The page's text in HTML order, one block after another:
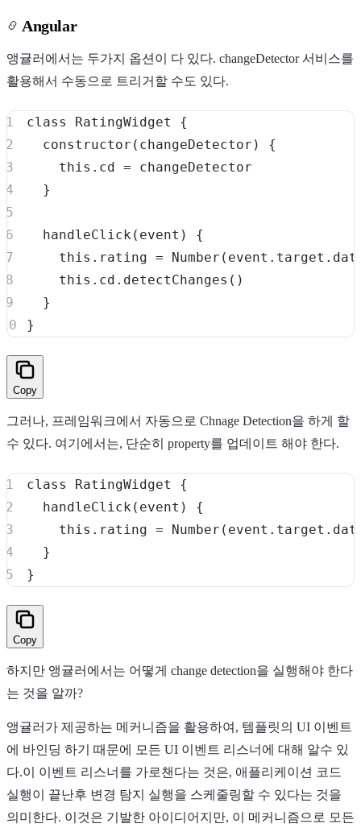
Angular
앵귤러에서는 두가지 옵션이 다 있다. changeDetector 서비스를
활용해서 수동으로 트리거할 수도 있다.
class RatingWidget
{
constructor ( changeDetector )
{
this . cd =
}
handleClick ( event )
{
this . rating = Number ( event . target .
this . cd . detectChanges ( )
}
}
Copy
그러나, 프레임워크에서 자동으로 Chnage Detection을 하게 할
수 있다. 여기에서는, 단순히 property를 업데이트 해야 한다.
class RatingWidget
{
handleClick ( event )
{
this . rating = Number ( event . target .
}
}
Copy
하지만 앵귤러에서는 어떻게 change detection을 실행해야 한다
는 것을 알까?
앵귤러가 제공하는 메커니즘을 활용하여, 템플릿의 UI 이벤트
에 바인딩 하기 때문에 모든 UI 이벤트 리스너에 대해 알수 있
다.이 이벤트 리스너를 가로챈다는 것은, 애플리케이션 코드
실행이 끝난후 변경 탐지 실행을 스케줄링할 수 있다는 것을
의미한다. 이것은 기발한 아이디어지만, 이 메커니즘으로 모든